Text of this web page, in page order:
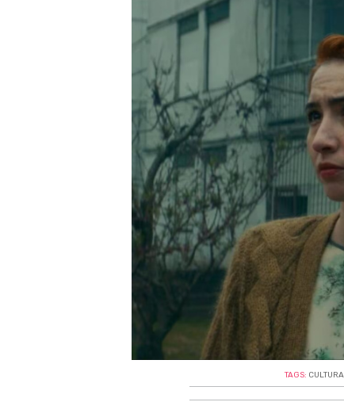
TAGS: CULTURA